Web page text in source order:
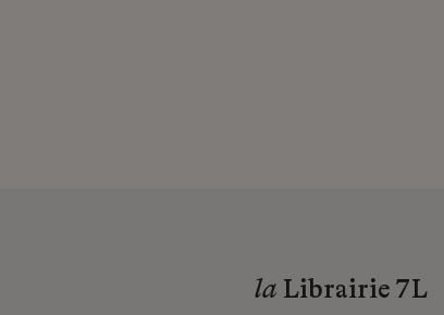
la Librairie 7L